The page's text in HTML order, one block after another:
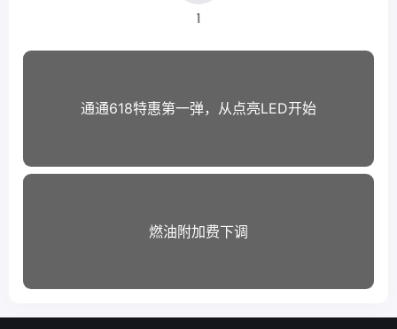
1
通通618特惠第一弹，从点亮LED开始
燃油附加费下调